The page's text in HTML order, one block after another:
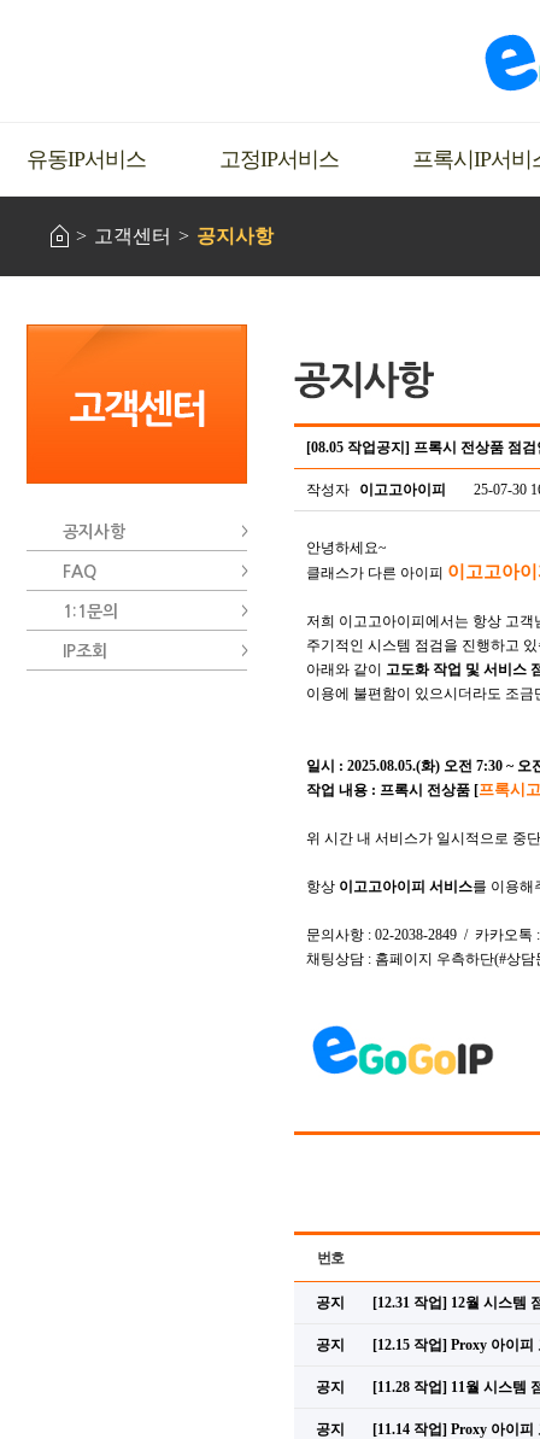
유동IP서비스 고정IP서비스 프록시IP서비
고객센터 공지사항
공지사항
FAQ
1:1문의
IP조회
[08.05 작업공지] 프록시 전상품 점검
작성자 이고고아이피 25-07-30
안녕하세요~
클래스가 다른 아이피 이고고아
저희 이고고아이피에서는 항상 고
주기적인 시스템 점검을 진행하고
아래와 같이 고도화 작업 및 서비스
이용에 불편함이 있으시더라도 조금
일시 : 2025.08.05.(화) 오전 7:30 ~ 오
작업 내용 : 프록시 전상품 [프록시
위 시간 내 서비스가 일시적으로 중
항상 이고고아이피 서비스를 이용해
문의사항 : 02-2038-2849 / 카카오톡
채팅상담 : 홈페이지 우측하단(#상담
번호
공지 [12.31 작업] 12월 시스템
공지 [12.15 작업] Proxy 아이
공지 [11.28 작업] 11월 시스템
공지 [11.14 작업] Proxy 아이